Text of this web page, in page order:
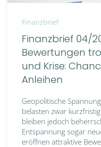
Finanzbrief
Finanzbrief 04/
Bewertungen
und Krise:
Anleihen
Geopolitische
belasten zwar
bleiben jedoch
Entspannung sogar
eröffnen attraktive